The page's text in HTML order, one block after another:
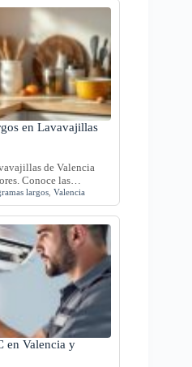
en Lavavajillas
de Valencia
Conoce las…
largos Valencia
en Valencia y